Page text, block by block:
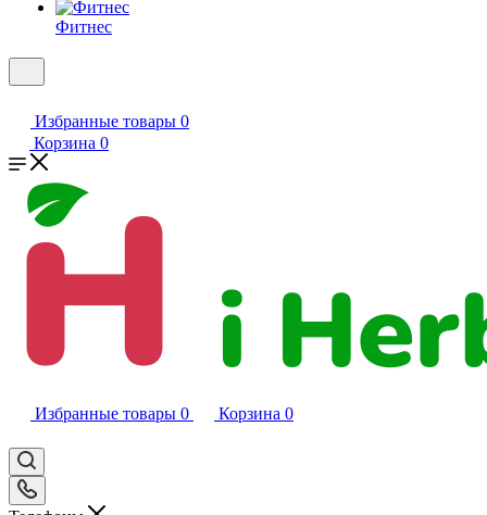
Фитнес
Избранные товары 0
Корзина 0
Избранные товары 0 Корзина 0